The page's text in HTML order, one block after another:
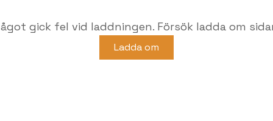
gick fel vid laddningen. Försök ladda om
Ladda om